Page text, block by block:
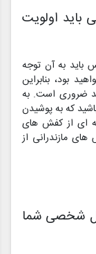
اولویت
باید به آن توجه
بود، بنابراین
ضروری است. به
که به پوشیدن
ای از کفش های
مازندرانی از
شخصی شما